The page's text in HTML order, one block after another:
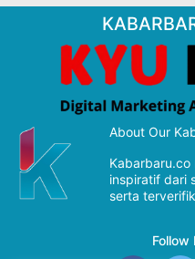
About Our
inspiratif dari
serta
Follow